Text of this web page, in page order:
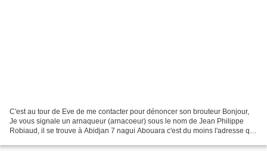
C'est au tour de Eve de me contacter pour dénoncer son brouteur Bonjour,
Je vous signale un arnaqueur (arnacoeur) sous le nom de Jean Philippe
Robiaud, il se trouve à Abidjan 7 nagui Abouara c'est du moins l'adresse qui